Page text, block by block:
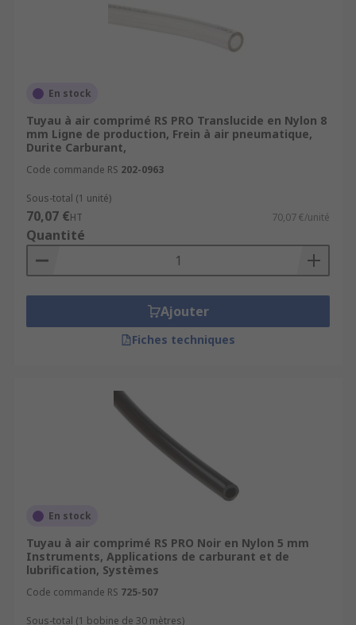
En stock
Tuyau à air comprimé RS PRO Translucide en Nylon 8
mm Ligne de production, Frein à air pneumatique,
Durite Carburant,
Code commande RS 202-0963
Sous-total (1 unité)
70,07 €HT 70,07 €/unité
Quantité
Ajouter
Fiches techniques
En stock
Tuyau à air comprimé RS PRO Noir en Nylon 5 mm
Instruments, Applications de carburant et de
lubrification, Systèmes
Code commande RS 725-507
Sous-total (1 bobine de 30 mètres)